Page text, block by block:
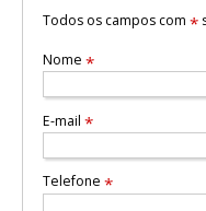
Todos os campos com *
Nome *
E-mail *
Telefone *